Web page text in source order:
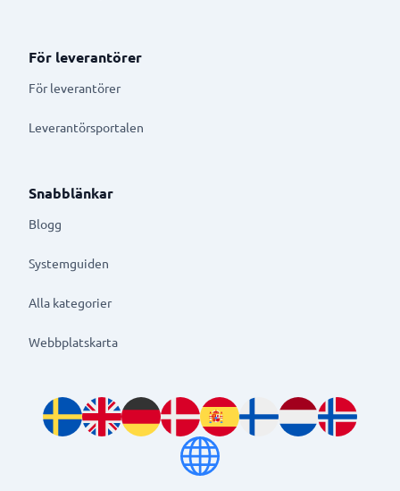
För leverantörer
För leverantörer
Leverantörsportalen
Snabblänkar
Blogg
Systemguiden
Alla kategorier
Webbplatskarta